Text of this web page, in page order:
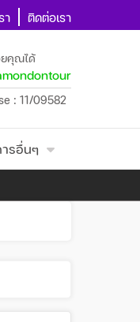
า ติดต่อเรา
ยคุณได้
: 11/09582
รอื่นๆ